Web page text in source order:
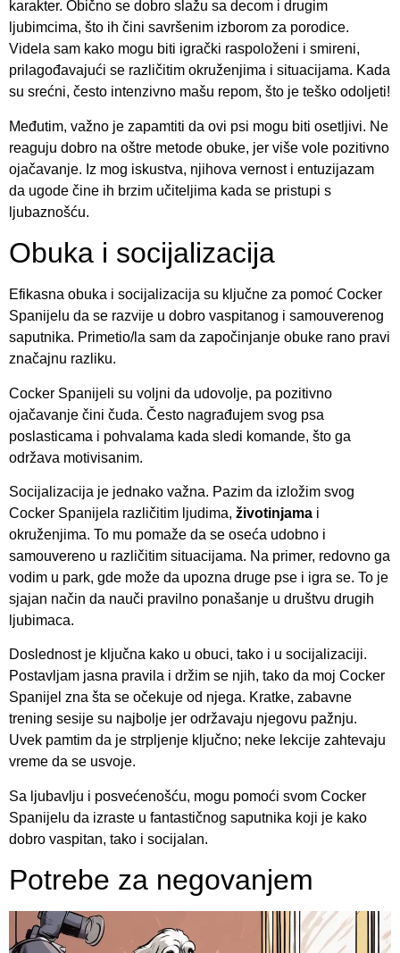
karakter. Obično se dobro slažu sa decom i drugim
ljubimcima, što ih čini savršenim izborom za porodice.
Videla sam kako mogu biti igrački raspoloženi i smireni,
prilagođavajući se različitim okruženjima i situacijama. Kada
su srećni, često intenzivno mašu repom, što je teško odoljeti!
Međutim, važno je zapamtiti da ovi psi mogu biti osetljivi. Ne
reaguju dobro na oštre metode obuke, jer više vole pozitivno
ojačavanje. Iz mog iskustva, njihova vernost i entuzijazam
da ugode čine ih brzim učiteljima kada se pristupi s
ljubaznošću.
Obuka i socijalizacija
Efikasna obuka i socijalizacija su ključne za pomoć Cocker
Spanijelu da se razvije u dobro vaspitanog i samouverenog
saputnika. Primetio/la sam da započinjanje obuke rano pravi
značajnu razliku.
Cocker Spanijeli su voljni da udovolje, pa pozitivno
ojačavanje čini čuda. Često nagrađujem svog psa
poslasticama i pohvalama kada sledi komande, što ga
održava motivisanim.
Socijalizacija je jednako važna. Pazim da izložim svog
Cocker Spanijela različitim ljudima, životinjama i
okruženjima. To mu pomaže da se oseća udobno i
samouvereno u različitim situacijama. Na primer, redovno ga
vodim u park, gde može da upozna druge pse i igra se. To je
sjajan način da nauči pravilno ponašanje u društvu drugih
ljubimaca.
Doslednost je ključna kako u obuci, tako i u socijalizaciji.
Postavljam jasna pravila i držim se njih, tako da moj Cocker
Spanijel zna šta se očekuje od njega. Kratke, zabavne
trening sesije su najbolje jer održavaju njegovu pažnju.
Uvek pamtim da je strpljenje ključno; neke lekcije zahtevaju
vreme da se usvoje.
Sa ljubavlju i posvećenošću, mogu pomoći svom Cocker
Spanijelu da izraste u fantastičnog saputnika koji je kako
dobro vaspitan, tako i socijalan.
Potrebe za negovanjem